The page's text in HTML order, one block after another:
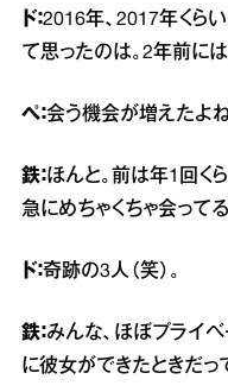
ド：2016年、2017年くら
て思ったのは。2年前に
ぺ：会う機会が増えたよね
鉄：ほんと。前は年1回く
急にめちゃくちゃ会ってる
ド：奇跡の3人（笑）。
鉄：みんな、ほぼプライベ
に彼女ができたときだ